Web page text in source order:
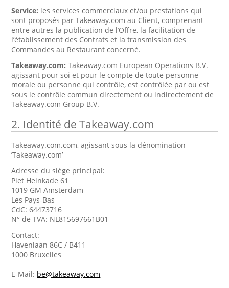
Service: les services commerciaux et/ou prestations qui
sont proposés par Takeaway.com au Client, comprenant
entre autres la publication de l’Offre, la facilitation de
l’établissement des Contrats et la transmission des
Commandes au Restaurant concerné.
Takeaway.com:Takeaway.com European Operations B.V.
agissant pour soi et pour le compte de toute personne
morale ou personne qui contrôle, est contrôlée par ou est
sous le contrôle commun directement ou indirectement de
Takeaway.com Group B.V.
2. Identité de Takeaway.com
Takeaway.com.com, agissant sous la dénomination
’Takeaway.com’
Adresse du siège principal:
Piet Heinkade 61
1019 GM Amsterdam
Les Pays-Bas
CdC: 64473716
N° de TVA: NL815697661B01
Contact:
Havenlaan 86C / B411
1000 Bruxelles
E-Mail: be@takeaway.com